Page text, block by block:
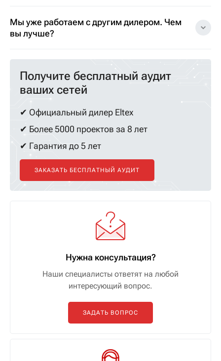
Мы уже работаем с другим дилером. Чем
вы лучше?
Получите бесплатный аудит
ваших сетей
✔ Официальный дилер Eltex
✔ Более 5000 проектов за 8 лет
✔ Гарантия до 5 лет
ЗАКАЗАТЬ БЕСПЛАТНЫЙ АУДИТ
Нужна консультация?
Наши специалисты ответят на любой
интересующий вопрос.
ЗАДАТЬ ВОПРОС